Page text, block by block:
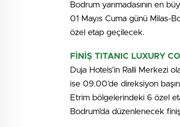
Bodrum yarımadasının en
01 Mayıs Cuma günü Milas-
özel etap geçilecek.
FİNİŞ TITANIC LUXURY
Duja Hotels’in Ralli Merkezi
ise 09.00’de direksiyon
Etrim bölgelerindeki 6 özel
Bodrum’da düzenlenecek